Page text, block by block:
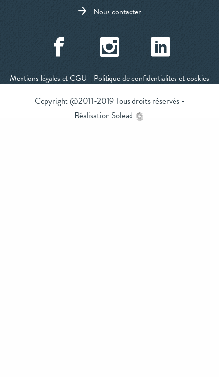
Nous contacter
Mentions légales et CGU - Politique de confidentialites et cookies
Copyright @2011-2019 Tous droits réservés -
Réalisation Solead